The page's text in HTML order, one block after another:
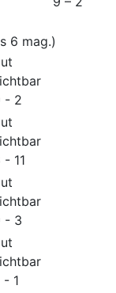
6 mag.)
- 2
- 11
- 3
- 1